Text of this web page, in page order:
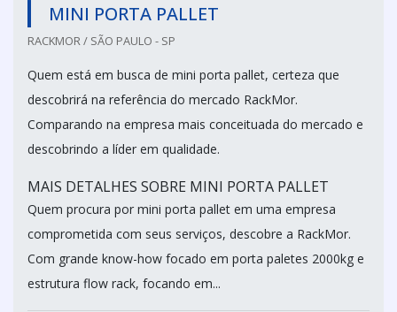
MINI PORTA PALLET
RACKMOR / SÃO PAULO - SP
Quem está em busca de mini porta pallet, certeza que
descobrirá na referência do mercado RackMor.
Comparando na empresa mais conceituada do mercado e
descobrindo a líder em qualidade.
MAIS DETALHES SOBRE MINI PORTA PALLET
Quem procura por mini porta pallet em uma empresa
comprometida com seus serviços, descobre a RackMor.
Com grande know-how focado em porta paletes 2000kg e
estrutura flow rack, focando em...